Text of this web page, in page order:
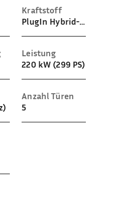
Kraftstoff
PlugIn Hybrid-Benzin
Leistung
220 kW (299 PS)
Anzahl Türen
5